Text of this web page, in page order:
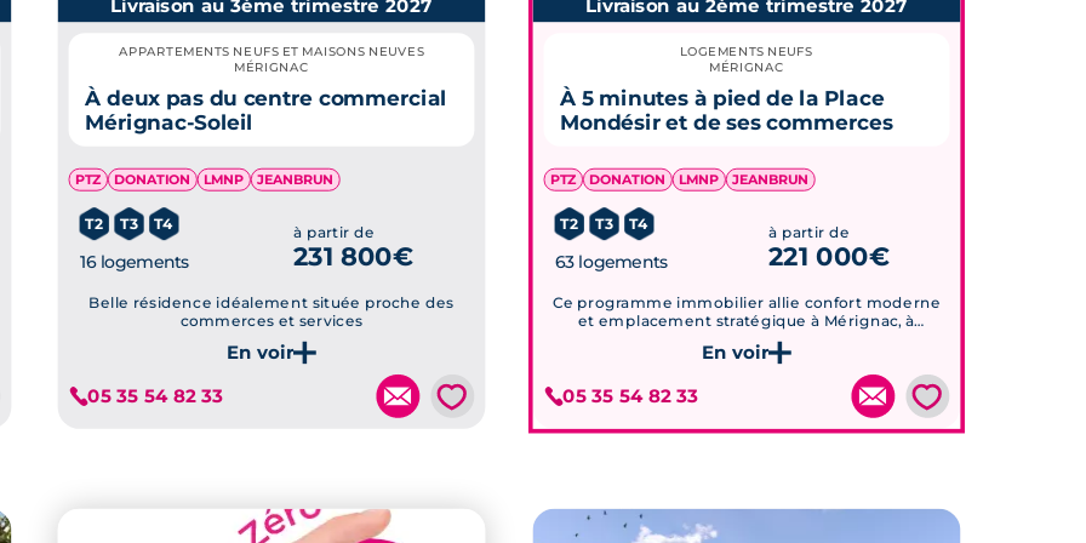
studio au 5 pièces et des
nombre de propriétaires en
de 50%. Fréquenté par
les appartements en
Prix
Minimum
Prix
Maximum
m² 205 000 €
Je découvre ce programme
Livraison au 3ème trimestre 2027
APPARTEMENTS NEUFS ET MAISONS NEUVES
MÉRIGNAC
À deux pas du centre commercial
Mérignac-Soleil
PTZ DONATION LMNP JEANBRUN
T2 T3 T4
16 logements
à partir de
231 800€
Belle résidence idéalement située proche des
commerces et services
05 35 54 82 33 💗
Je découvre ce programme
Livraison au 2ème trimestre 2027
LOGEMENTS NEUFS
MÉRIGNAC
À 5 minutes à pied de la Place
Mondésir et de ses commerces
PTZ DONATION LMNP JEANBRUN
T2 T3 T4
63 logements
à partir de
221 000€
Ce programme immobilier allie confort moderne
et emplacement stratégique à Mérignac, à
proximité des commodités et des transports, avec
des prestations de qualité et des espaces verts
05 35 54 82 33 💗